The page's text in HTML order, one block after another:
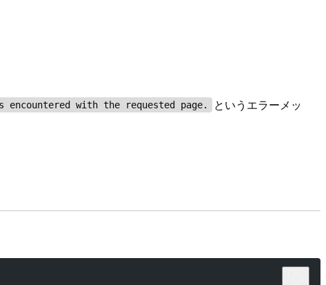
encountered with the requested page.
というエラーメッ